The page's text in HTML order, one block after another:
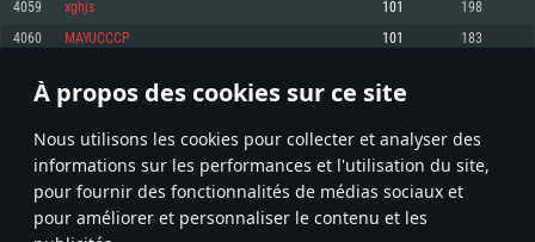
À propos des cookies sur ce site
Nous utilisons les cookies pour collecter et analyser des
informations sur les performances et l'utilisation du site,
pour fournir des fonctionnalités de médias sociaux et
pour améliorer et personnaliser le contenu et les
1060 et plus, Radeon RX 570 et plus.
Disque dur: 75.9 Go (client complet)
Mémoire: 8 GB
Carte graphique: Radeon Vega II ou plus avec support de Metal
Disque dur: 62,2 Go (client complet)
Mémoire: 8 GB
Carte graphique: NVIDIA 1060 avec les derniers drivers (moins de 6 mois) /
6 mois et supportant Vulkan
Connection: Connexion Internet à haut débit
Disque dur: 60,2 Go (client complet)
4059 xghjs 101 198
4060 MAYUCCCP 101 183
* Classement mis à jour quotidiennement
202 203 204 303